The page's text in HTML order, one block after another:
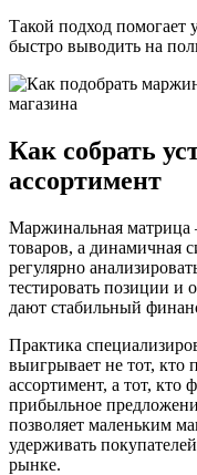
Такой подход помогает
быстро выводить на
Как собрать
ассортимент
Маржинальная
товаров, а динамичная
регулярно
тестировать позиции и
дают стабильный
Практика
выигрывает не тот, кто
ассортимент, а тот, кто
прибыльное
позволяет маленьким
удерживать
рынке.